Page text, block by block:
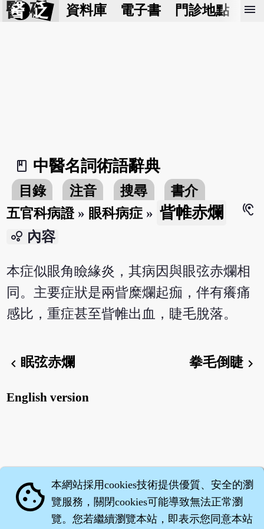
醫 砭 資料庫 電子書 門診地點 預
menu
book_2
中醫名詞術語辭典
目錄 注音 搜尋
書介
五官科病證» 眼科病症 » 眥帷赤爛
hearing
bubble_chart 內容
本症似眼角瞼緣炎，其病因與眼弦赤爛相
同。主要症狀是兩眥糜爛起痂，伴有癢痛
感比，重症甚至眥帷出血，睫毛脫落。
chevron_left眠弦赤爛 拳毛倒睫chevron_right
English version
cookie 本網站採用cookies技術提供優質、安全的瀏
覽服務，關閉cookies可能導致無法正常瀏
覽。您若繼續瀏覽本站，即表示您同意本站